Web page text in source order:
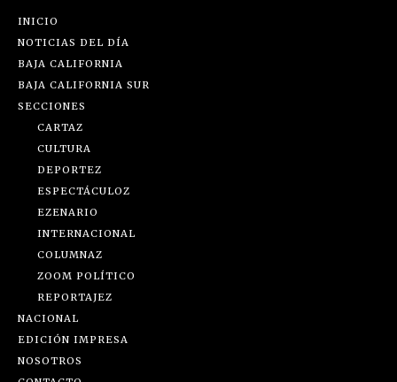
INICIO
NOTICIAS DEL DÍA
BAJA CALIFORNIA
BAJA CALIFORNIA SUR
SECCIONES
CARTAZ
CULTURA
DEPORTEZ
ESPECTÁCULOZ
EZENARIO
INTERNACIONAL
COLUMNAZ
ZOOM POLÍTICO
REPORTAJEZ
NACIONAL
EDICIÓN IMPRESA
NOSOTROS